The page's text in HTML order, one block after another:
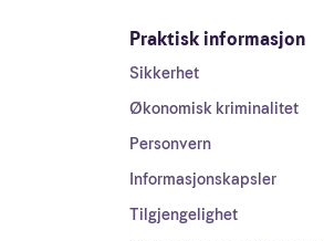
Praktisk informasjon
Sikkerhet
Økonomisk kriminalitet
Personvern
Informasjonskapsler
Tilgjengelighet